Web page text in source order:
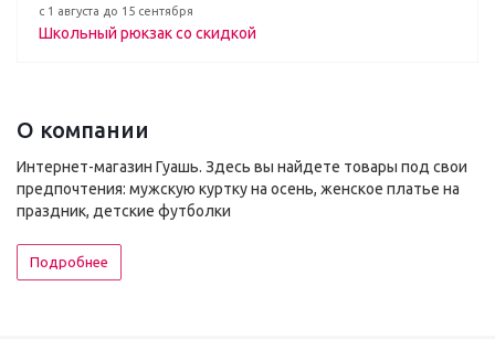
с 1 августа до 15 сентября
Школьный рюкзак со скидкой
О компании
Интернет-магазин Гуашь. Здесь вы найдете товары под свои
предпочтения: мужскую куртку на осень, женское платье на
праздник, детские футболки
Подробнее